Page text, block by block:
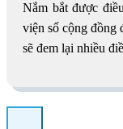
Nắm bắt được
viện số cộng đồng
sẽ đem lại nhiều